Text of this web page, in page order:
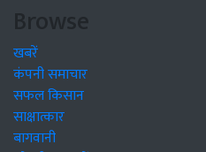
Browse
खबरें
कंपनी समाचार
सफल किसान
साक्षात्कार
बागवानी